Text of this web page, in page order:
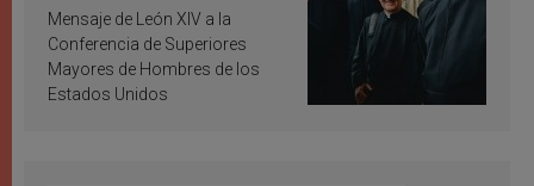
inspiración y santificación
Mensaje de León XIV a la
Conferencia de Superiores
Mayores de Hombres de los
Estados Unidos